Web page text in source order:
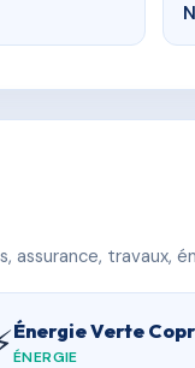
assurance, travaux,
Énergie Verte
ÉNERGIE